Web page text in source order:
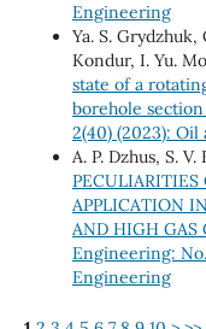
Engineering
Ya. S.
Kondur, I. Yu.
state of a
borehole section
2(40) (2023):
A. P. Dzhus, S.
APPLICATION
AND HIGH GAS
Engineering:
Engineering